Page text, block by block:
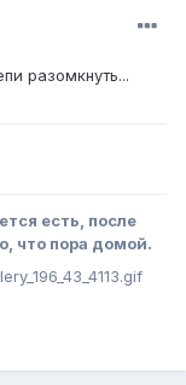
разомкнуть...
есть, после
что пора домой.